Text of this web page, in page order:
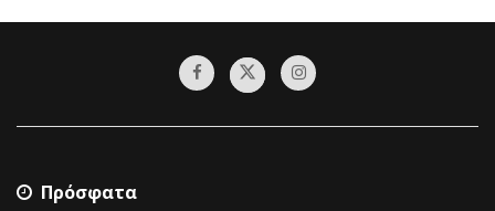
Πρόσφατα